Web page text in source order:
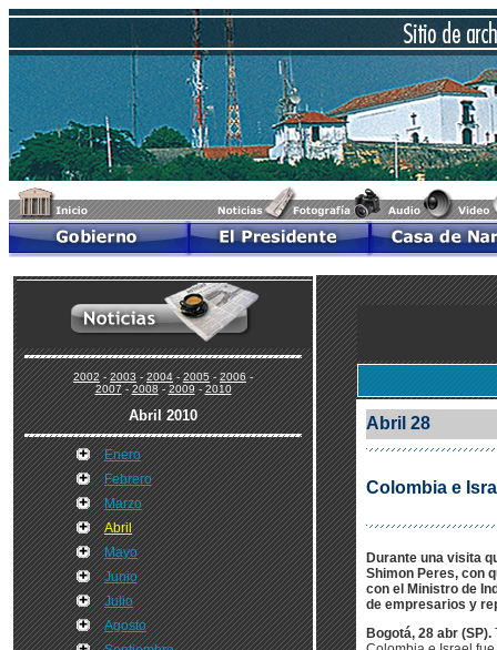
2002-2003-2004-2005-2006-
2007-2008-2009-2010
Abril 2010
Enero
Febrero
Marzo
Abril
Mayo
Junio
Julio
Agosto
Abril 28
Colombia e
Durante una visita
Shimon Peres, con
con el Ministro de
de empresarios y
Bogotá, 28 abr (SP).